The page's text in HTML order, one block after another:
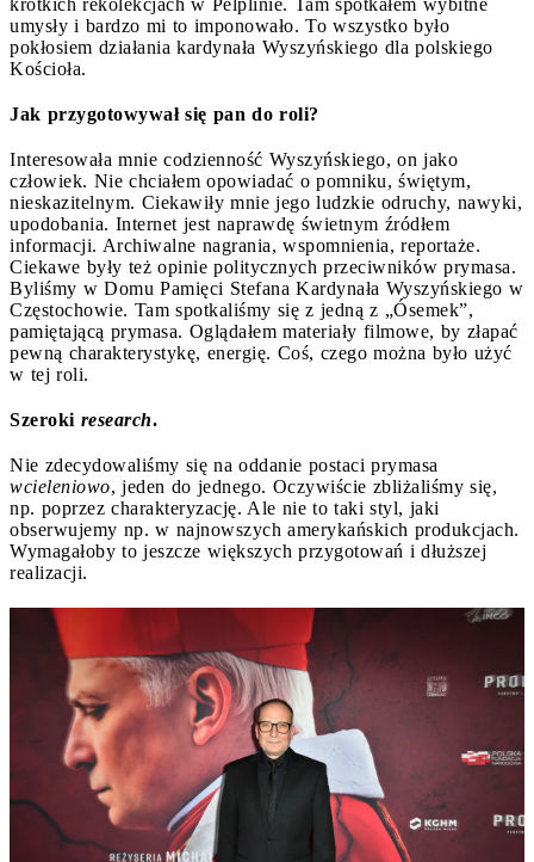
umysły i bardzo mi to imponowało. To wszystko było
pokłosiem działania kardynała Wyszyńskiego dla polskiego
Kościoła.
Jak przygotowywał się pan do roli?
Interesowała mnie codzienność Wyszyńskiego, on jako
człowiek. Nie chciałem opowiadać o pomniku, świętym,
nieskazitelnym. Ciekawiły mnie jego ludzkie odruchy, nawyki,
upodobania. Internet jest naprawdę świetnym źródłem
informacji. Archiwalne nagrania, wspomnienia, reportaże.
Ciekawe były też opinie politycznych przeciwników prymasa.
Byliśmy w Domu Pamięci Stefana Kardynała Wyszyńskiego w
Częstochowie. Tam spotkaliśmy się z jedną z „Ósemek”,
pamiętającą prymasa. Oglądałem materiały filmowe, by złapać
pewną charakterystykę, energię. Coś, czego można było użyć
w tej roli.
Szeroki research.
Nie zdecydowaliśmy się na oddanie postaci prymasa
wcieleniowo, jeden do jednego. Oczywiście zbliżaliśmy się,
np. poprzez charakteryzację. Ale nie to taki styl, jaki
obserwujemy np. w najnowszych amerykańskich produkcjach.
Wymagałoby to jeszcze większych przygotowań i dłuższej
realizacji.